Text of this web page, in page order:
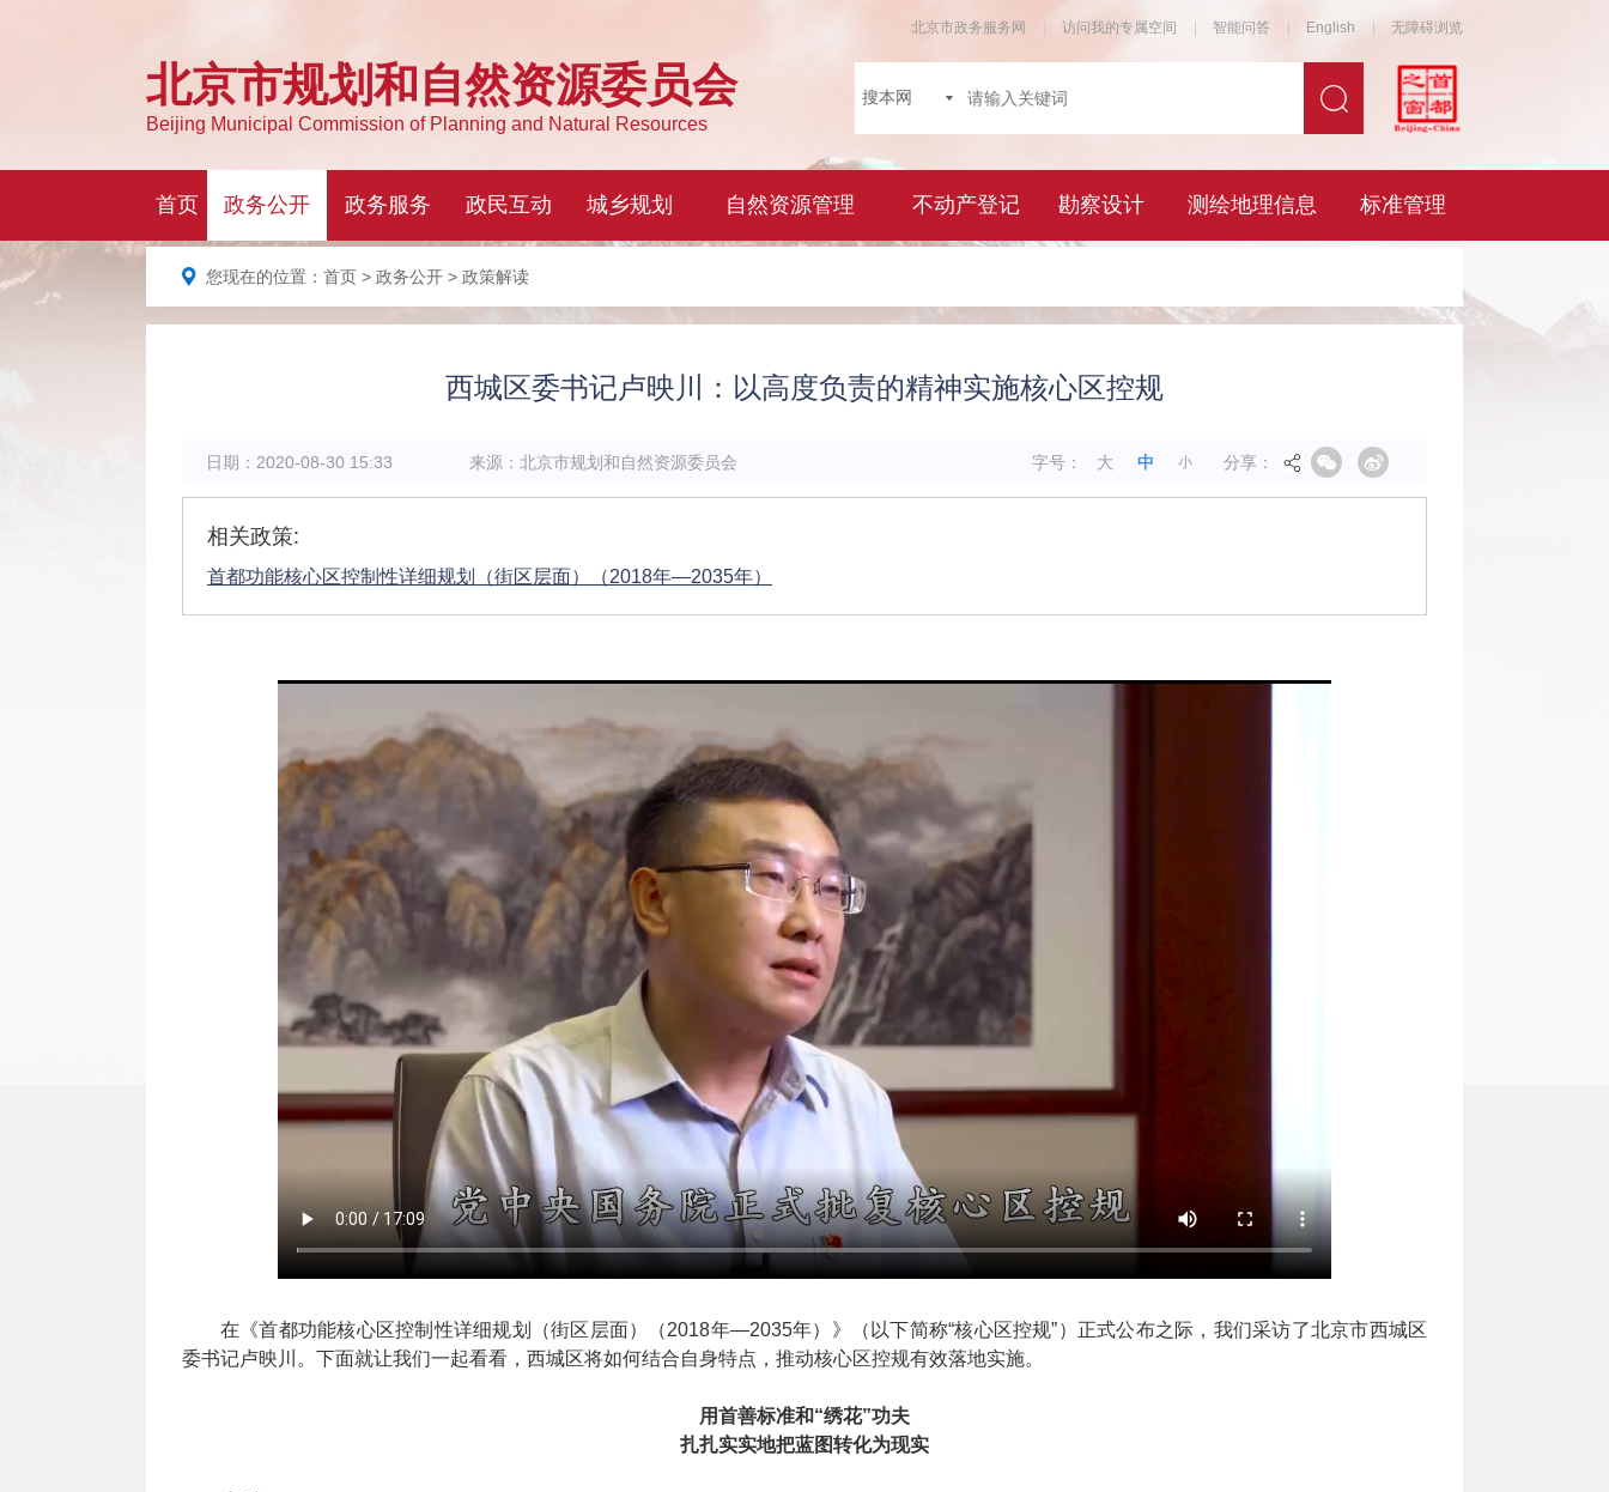
您现在的位置： 首页 > 政务公开 > 政策解读
西城区委书记卢映川：以高度负责的精神实施核心区控规
日期： 2020-08-30 15:33 来源： 北京市规划和自然资源委员会 字号： 大 中 小 分享：
相关政策:
首都功能核心区控制性详细规划（街区层面）（2018年—2035年）
在《首都功能核心区控制性详细规划（街区层面）（2018年—2035年）》（以下简称“核心区控规”）正式公布之际，我们采访了北京市西城区
委书记卢映川。下面就让我们一起看看，西城区将如何结合自身特点，推动核心区控规有效落地实施。
用首善标准和“绣花”功夫
扎扎实实地把蓝图转化为现实